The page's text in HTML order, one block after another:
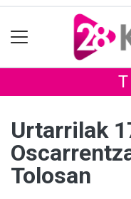
Urtarrilak
Tolosan